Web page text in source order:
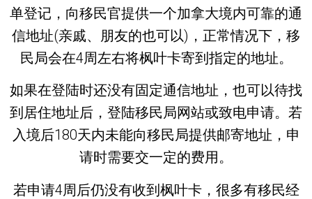
单登记，向移民官提供一个加拿大境内可靠的通
信地址(亲戚、朋友的也可以)，正常情况下，移
民局会在4周左右将枫叶卡寄到指定的地址。
如果在登陆时还没有固定通信地址，也可以待找
到居住地址后，登陆移民局网站或致电申请。若
入境后180天内未能向移民局提供邮寄地址，申
请时需要交一定的费用。
若申请4周后仍没有收到枫叶卡，很多有移民经